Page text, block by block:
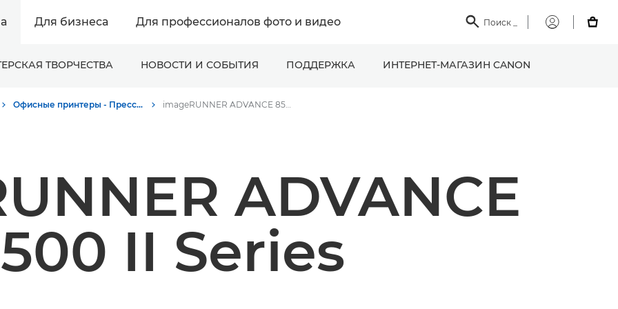
Для бизнеса Для профессионалов фото и видео  Поиск
Мой

ТВОРЧЕСТВА НОВОСТИ И СОБЫТИЯ ПОДДЕРЖКА ИНТЕРНЕТ-МАГАЗИН CANON
Офисные принтеры - Пресс-центр Canon imageRUNNER ADVANCE 8500 II Series
ADVANCE
II Series